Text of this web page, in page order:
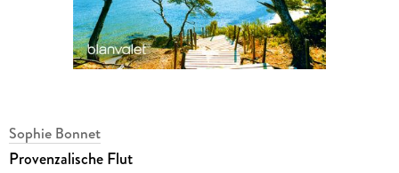
Sophie Bonnet
Provenzalische Flut